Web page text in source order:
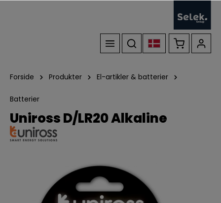
Forside Produkter El-artikler & batterier
Batterier
Uniross D/LR20 Alkaline